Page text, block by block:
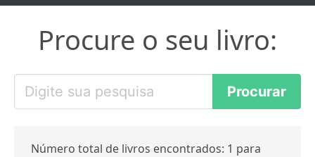
Procure o seu livro:
Número total de livros encontrados: 1 para